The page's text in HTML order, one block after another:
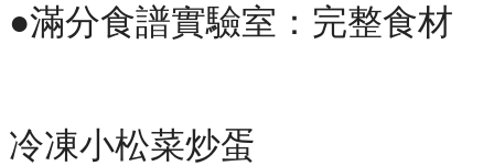
●滿分食譜實驗室：完整食材
冷凍小松菜炒蛋